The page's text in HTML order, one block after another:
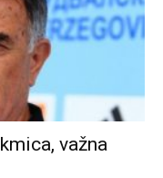
važna